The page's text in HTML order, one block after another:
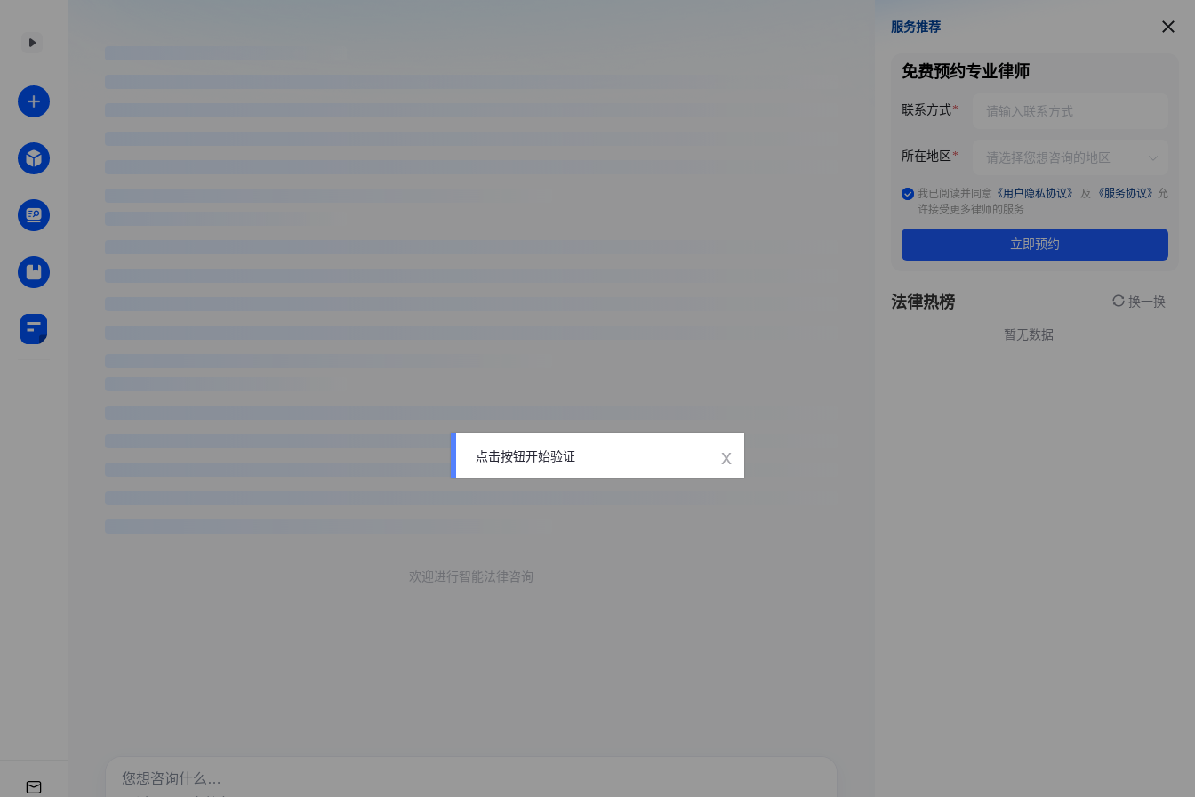
欢迎进行智能法律咨询
服务推荐
服务推荐
免费预约专业律师
联系方式
所在地区
我已阅读并同意 《用户隐私协议》 及 《服务协议》 允
许接受更多律师的服务
立即预约
法律热榜 换一换
暂无数据
点击按钮开始验证 x